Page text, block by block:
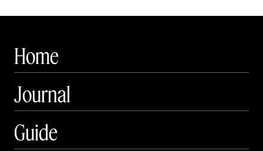
Home
Journal
Guide